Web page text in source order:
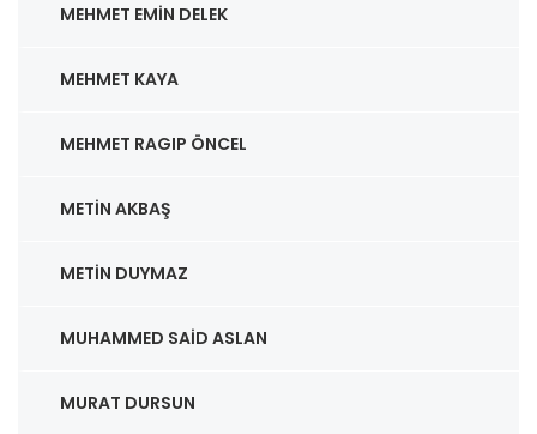
MEHMET EMIN DELEK
MEHMET KAYA
MEHMET RAGIP ÖNCEL
METIN AKBAŞ
METIN DUYMAZ
MUHAMMED SAID ASLAN
MURAT DURSUN